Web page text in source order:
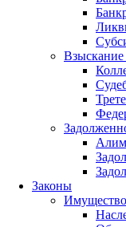
Взыскание
Законы
Имущество